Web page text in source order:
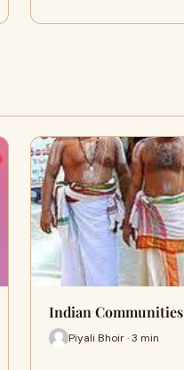
Indian Communities
Piyali Bhoir · 3 min